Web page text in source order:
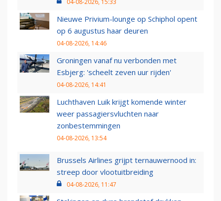
Nieuwe Privium-lounge op Schiphol opent
op 6 augustus haar deuren
04-08-2026, 14:46
Groningen vanaf nu verbonden met
Esbjerg: 'scheelt zeven uur rijden'
04-08-2026, 14:41
Luchthaven Luik krijgt komende winter
weer passagiersvluchten naar
zonbestemmingen
04-08-2026, 13:54
Brussels Airlines grijpt ternauwernood in:
streep door vlootuitbreiding
04-08-2026, 11:47